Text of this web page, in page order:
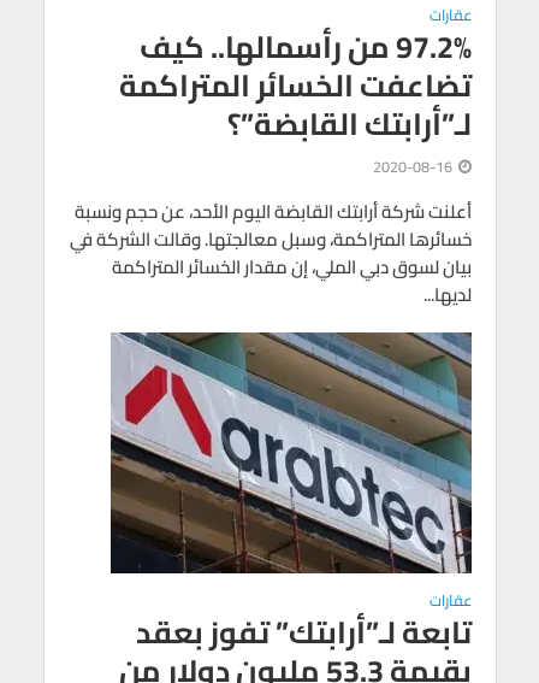
عقارات
97.2% من رأسمالها.. كيف
تضاعفت الخسائر المتراكمة
لـ”أرابتك القابضة”؟
2020-08-16
أعلنت شركة أرابتك القابضة اليوم الأحد، عن حجم ونسبة
خسائرها المتراكمة، وسبل معالجتها. وقالت الشركة في
بيان لسوق دبي الملي، إن مقدار الخسائر المتراكمة
لديها...
عقارات
تابعة لـ”أرابتك” تفوز بعقد
بقيمة 53.3 مليون دولار من